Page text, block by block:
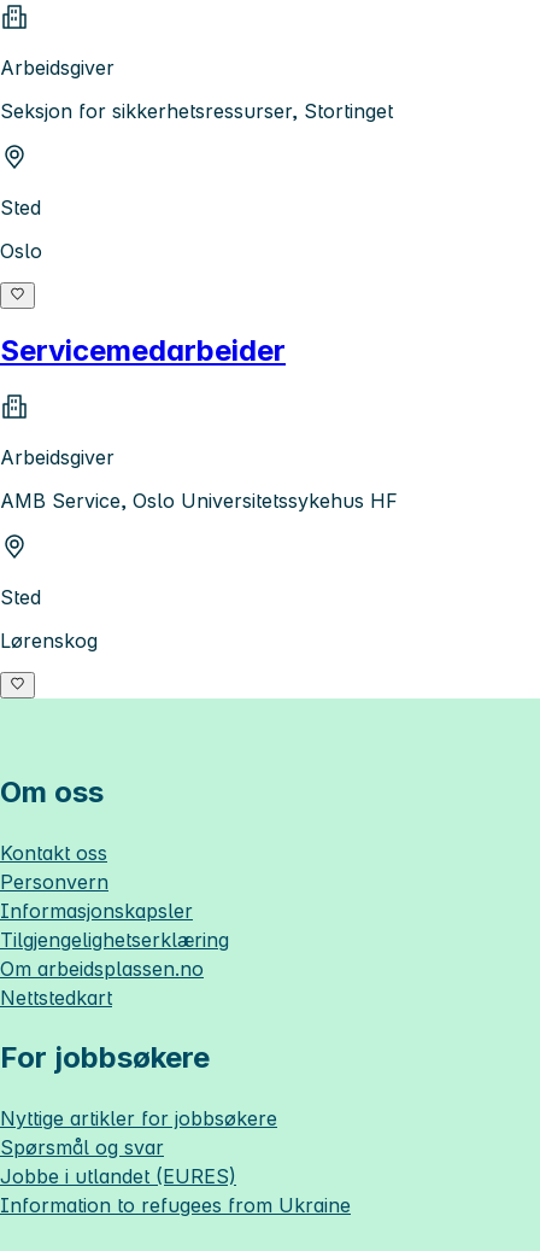
Arbeidsgiver
Seksjon for sikkerhetsressurser, Stortinget
Sted
Oslo
Servicemedarbeider
Arbeidsgiver
AMB Service, Oslo Universitetssykehus HF
Sted
Lørenskog
Om oss
Kontakt oss
Personvern
Informasjonskapsler
Tilgjengelighetserklæring
Om arbeidsplassen.no
Nettstedkart
For jobbsøkere
Nyttige artikler for jobbsøkere
Spørsmål og svar
Jobbe i utlandet (EURES)
Information to refugees from Ukraine